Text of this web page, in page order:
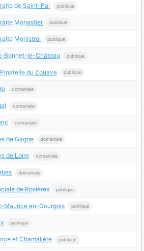
de Saint-Pal publique
Monastier publique
Monistrol publique
Bonnet-le-Château publique
du Zouave publique
domaniale
domaniale
domaniale
de Gagne domaniale
de Loire domaniale
domaniale
de Rosières publique
Maurice en-Gourgois publique
publique
et Chamalière publique